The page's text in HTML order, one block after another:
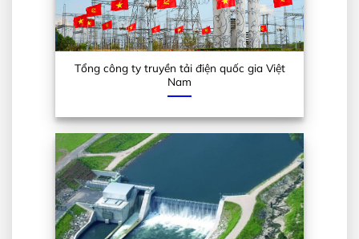
Tổng công ty truyền tải điện quốc gia Việt
Nam